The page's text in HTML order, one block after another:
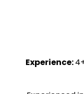
Experience: